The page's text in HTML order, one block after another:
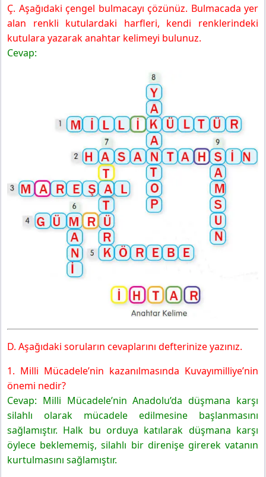
Ç. Aşağıdaki çengel bulmacayı çözünüz. Bulmacada yer
alan renkli kutulardaki harfleri, kendi renklerindeki
kutulara yazarak anahtar kelimeyi bulunuz.
Cevap:
D. Aşağıdaki soruların cevaplarını defterinize yazınız.
1. Milli Mücadele’nin kazanılmasında Kuvayımilliye’nin
önemi nedir?
Cevap: Milli Mücadele’nin Anadolu’da düşmana karşı
silahlı olarak mücadele edilmesine başlanmasını
sağlamıştır. Halk bu orduya katılarak düşmana karşı
öylece beklememiş, silahlı bir direnişe girerek vatanın
kurtulmasını sağlamıştır.